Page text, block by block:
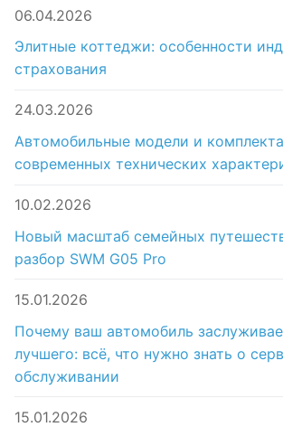
06.04.2026
Элитные коттеджи: особенности
страхования
24.03.2026
Автомобильные модели и
современных технических
10.02.2026
Новый масштаб семейных
разбор SWM G05 Pro
15.01.2026
Почему ваш автомобиль
лучшего: всё, что нужно знать о
обслуживании
15.01.2026